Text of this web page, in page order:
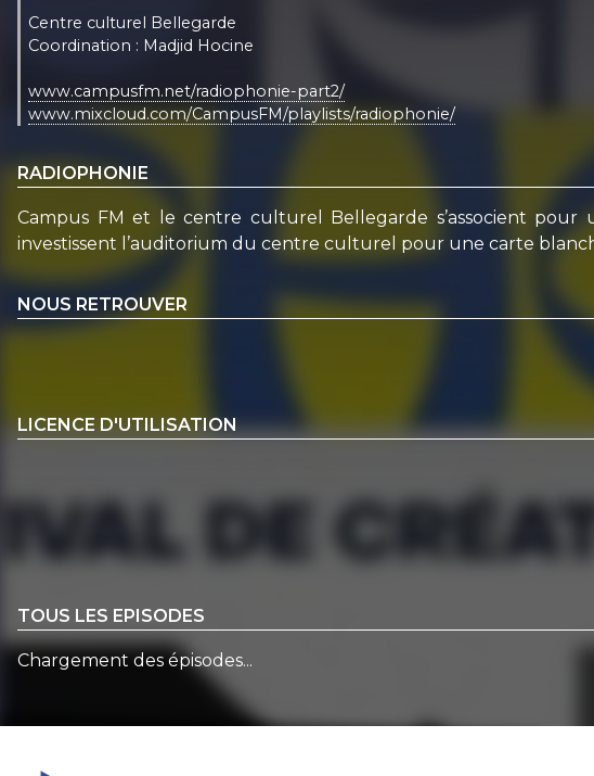
Centre culturel Bellegarde
Coordination : Madjid Hocine
www.campusfm.net/radiophonie-part2/
www.mixcloud.com/CampusFM/playlists/radiophonie/
RADIOPHONIE
Campus FM et le centre culturel Bellegarde s’associent pour
investissent l’auditorium du centre culturel pour une carte blanche.
NOUS RETROUVER
LICENCE D'UTILISATION
TOUS LES EPISODES
Chargement des épisodes...